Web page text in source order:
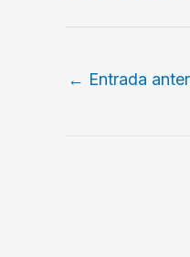
← Entrada